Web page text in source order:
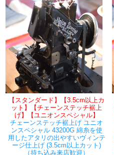
【スタンダード】【3.5cm以上カ
ット】【チェーンステッチ裾上
げ】【ユニオンスペシャル】
チェーンステッチ裾上げ ユニオ
ンスペシャル 43200G 綿糸を使
用したアタリの出やすいヴィンテ
ージ仕上げ (3.5cm以上カット)
（持ち込み来店歓迎）